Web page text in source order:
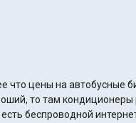
что цены на автобусные
то там
беспроводной